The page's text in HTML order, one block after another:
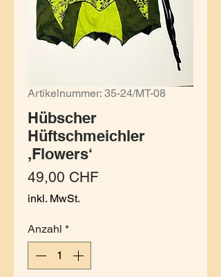
Artikelnummer: 35-24/MT-08
Hübscher
Hüftschmeichler
,Flowers‘
49,00 CHFPreis
inkl. MwSt.
Anzahl *